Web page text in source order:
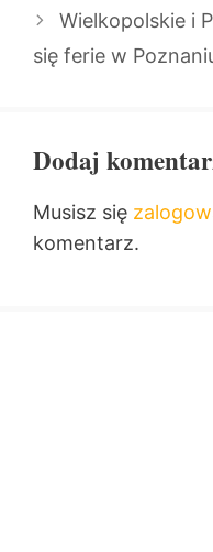
Wielkopolskie i
się ferie w
Dodaj
Musisz się
komentarz.